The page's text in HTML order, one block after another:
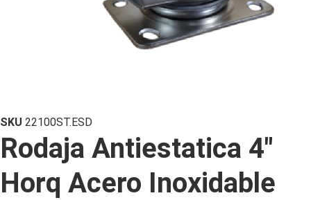
SKU 22100ST.ESD
Rodaja Antiestatica 4″
Horq Acero Inoxidable